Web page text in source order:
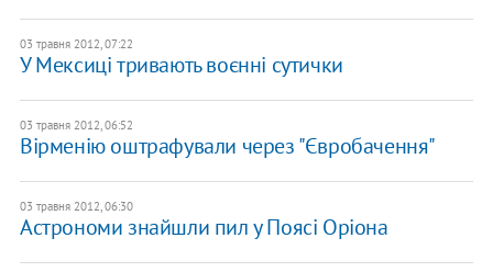
03 травня 2012, 07:22
У Мексиці тривають воєнні сутички
03 травня 2012, 06:52
Вірменію оштрафували через "Євробачення"
03 травня 2012, 06:30
Астрономи знайшли пил у Поясі Оріона